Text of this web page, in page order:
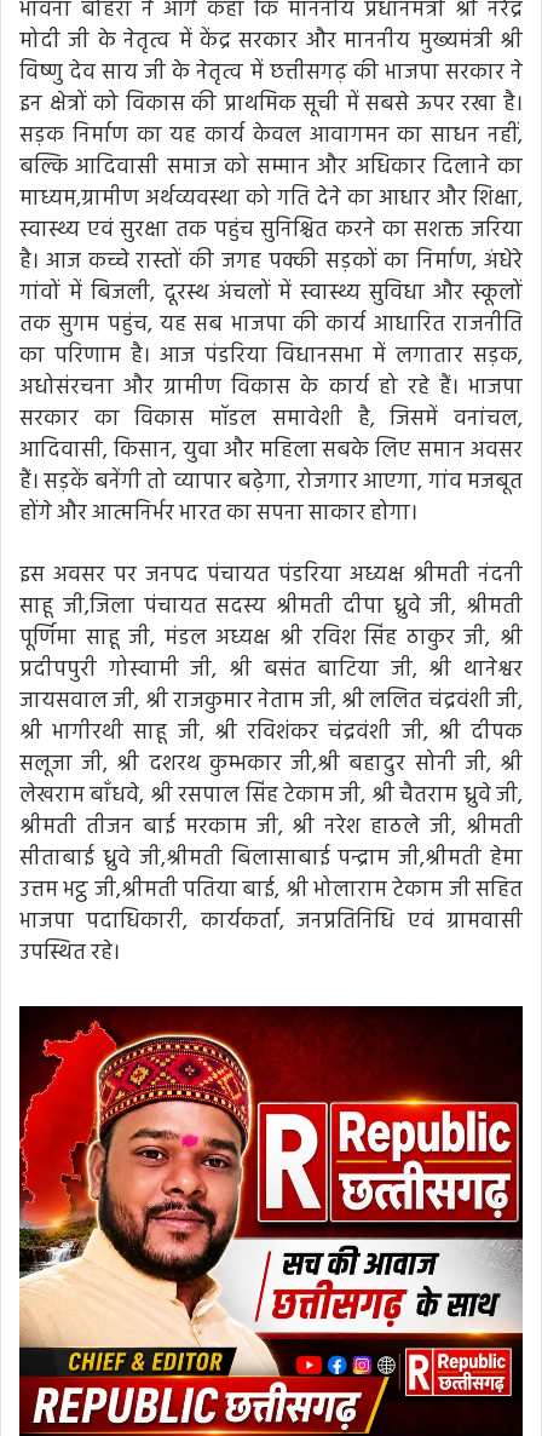
भावना बोहरा ने आगे कहा कि माननीय प्रधानमंत्री श्री नरेंद्र
मोदी जी के नेतृत्व में केंद्र सरकार और माननीय मुख्यमंत्री श्री
विष्णु देव साय जी के नेतृत्व में छत्तीसगढ़ की भाजपा सरकार ने
इन क्षेत्रों को विकास की प्राथमिक सूची में सबसे ऊपर रखा है।
सड़क निर्माण का यह कार्य केवल आवागमन का साधन नहीं,
बल्कि आदिवासी समाज को सम्मान और अधिकार दिलाने का
माध्यम,ग्रामीण अर्थव्यवस्था को गति देने का आधार और शिक्षा,
स्वास्थ्य एवं सुरक्षा तक पहुंच सुनिश्चित करने का सशक्त जरिया
है। आज कच्चे रास्तों की जगह पक्की सड़कों का निर्माण, अंधेरे
गांवों में बिजली, दूरस्थ अंचलों में स्वास्थ्य सुविधा और स्कूलों
तक सुगम पहुंच, यह सब भाजपा की कार्य आधारित राजनीति
का परिणाम है। आज पंडरिया विधानसभा में लगातार सड़क,
अधोसंरचना और ग्रामीण विकास के कार्य हो रहे हैं। भाजपा
सरकार का विकास मॉडल समावेशी है, जिसमें वनांचल,
आदिवासी, किसान, युवा और महिला सबके लिए समान अवसर
हैं। सड़कें बनेंगी तो व्यापार बढ़ेगा, रोजगार आएगा, गांव मजबूत
होंगे और आत्मनिर्भर भारत का सपना साकार होगा।
इस अवसर पर जनपद पंचायत पंडरिया अध्यक्ष श्रीमती नंदनी
साहू जी,जिला पंचायत सदस्य श्रीमती दीपा ध्रुवे जी, श्रीमती
पूर्णिमा साहू जी, मंडल अध्यक्ष श्री रविश सिंह ठाकुर जी, श्री
प्रदीपपुरी गोस्वामी जी, श्री बसंत बाटिया जी, श्री थानेश्वर
जायसवाल जी, श्री राजकुमार नेताम जी, श्री ललित चंद्रवंशी जी,
श्री भागीरथी साहू जी, श्री रविशंकर चंद्रवंशी जी, श्री दीपक
सलूजा जी, श्री दशरथ कुम्भकार जी,श्री बहादुर सोनी जी, श्री
लेखराम बाँधवे, श्री रसपाल सिंह टेकाम जी, श्री चैतराम ध्रुवे जी,
श्रीमती तीजन बाई मरकाम जी, श्री नरेश हाठले जी, श्रीमती
सीताबाई ध्रुवे जी,श्रीमती बिलासाबाई पन्द्राम जी,श्रीमती हेमा
उत्तम भट्ठ जी,श्रीमती पतिया बाई, श्री भोलाराम टेकाम जी सहित
भाजपा पदाधिकारी, कार्यकर्ता, जनप्रतिनिधि एवं ग्रामवासी
उपस्थित रहे।